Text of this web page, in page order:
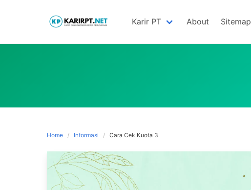
Karir PT About Sitemap
Home Informasi Cara Cek Kuota 3